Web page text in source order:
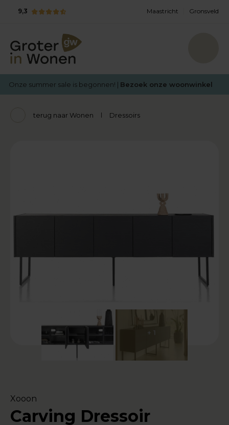
9,3 Maastricht Gronsveld
Onze summer sale is begonnen! | Bezoek onze woonwinkel
terug naar Wonen Dressoirs
+ 1
Xooon
Carving Dressoir